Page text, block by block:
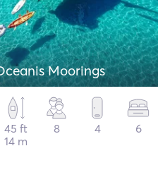
Moorings
45 ft
14 m
8 4 6